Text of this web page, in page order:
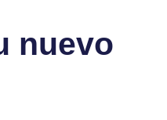
nuevo